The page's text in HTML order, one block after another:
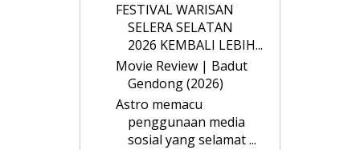
FESTIVAL WARISAN
SELERA SELATAN
2026 KEMBALI LEBIH...
Movie Review | Badut
Gendong (2026)
Astro memacu
penggunaan media
sosial yang selamat ...